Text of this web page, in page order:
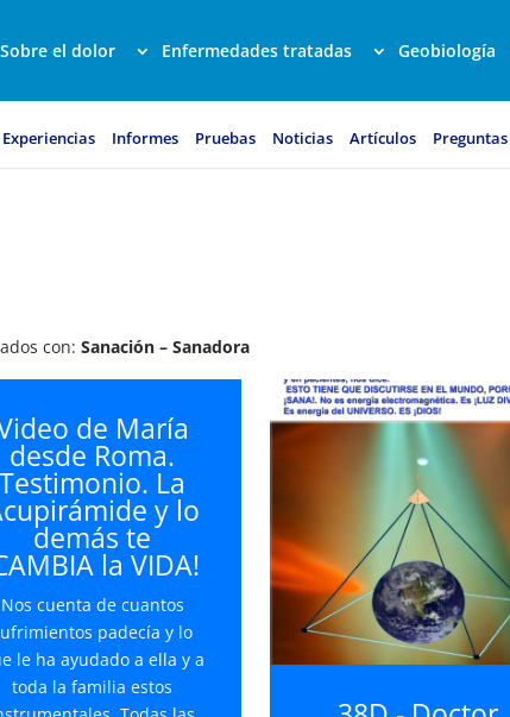
Sobre el dolor Enfermedades tratadas Geobiología
Experiencias Informes Pruebas Noticias Artículos
con:Sanación – Sanadora
de María
desde Roma.
Testimonio. La
y lo
demás te
la VIDA!
Nos cuenta de cuantos
padecía y lo
le ha ayudado a ella y a
toda la familia estos